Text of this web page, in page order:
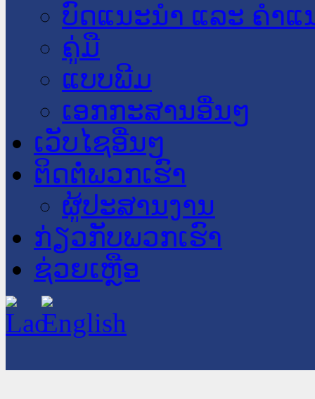
ບົດແນະນໍາ ແລະ ຄໍາແ
ຄູ່ມື
ແບບພີມ
ເອກກະສານອື່ນໆ
ເວັບໄຊອື່ນໆ
ຕິດຕໍ່ພວກເຮົາ
ຜູ້ປະສານງານ
ກ່ຽວກັບພວກເຮົາ
ຊ່ວຍເຫຼືອ